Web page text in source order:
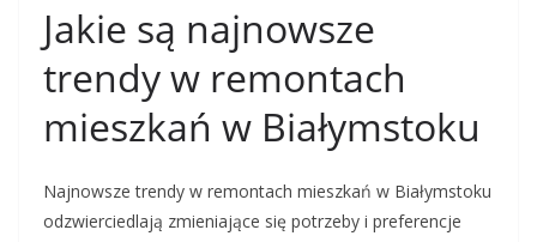
Jakie są najnowsze
trendy w remontach
mieszkań w Białymstoku
Najnowsze trendy w remontach mieszkań w Białymstoku
odzwierciedlają zmieniające się potrzeby i preferencje